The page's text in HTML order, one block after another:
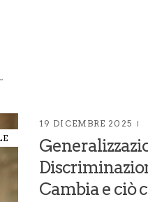
19 DICEMBRE 2025
Cambia e ciò